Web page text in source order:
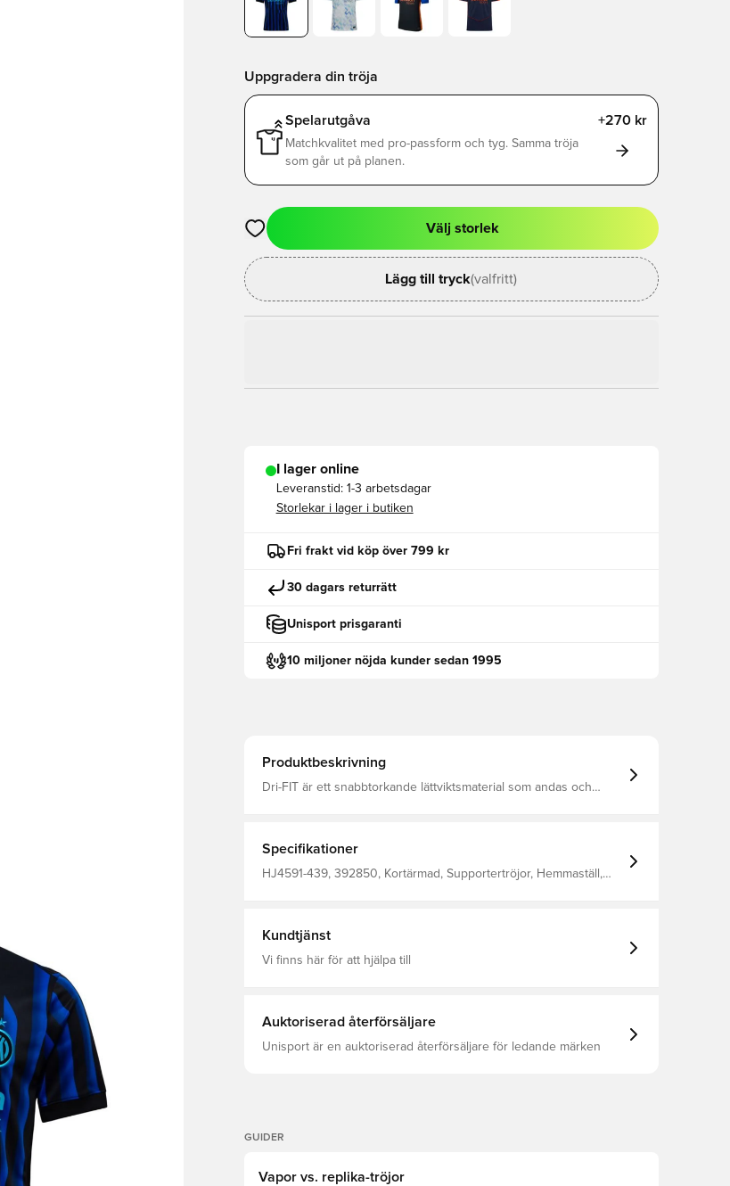
Uppgradera din tröja
Spelarutgåva +270 kr
Matchkvalitet med pro-passform och tyg. Samma tröja
som går ut på planen.
Öppnar en Modal för att logga in eller registrera dig som medlem
Välj storlek
Lägg till tryck(valfritt)
I lager online
Leveranstid: 1-3 arbetsdagar
Storlekar i lager i butiken
Fri frakt vid köp över 799 kr
30 dagars returrätt
Unisport prisgaranti
10 miljoner nöjda kunder sedan 1995
Produktbeskrivning
Dri-FIT är ett snabbtorkande lättviktsmaterial som andas och
Specifikationer
HJ4591-439, 392850, Kortärmad, Supportertröjor, Hemmaställ,
Kundtjänst
Vi finns här för att hjälpa till
Auktoriserad återförsäljare
Unisport är en auktoriserad återförsäljare för ledande märken
GUIDER
Vapor vs. replika-tröjor